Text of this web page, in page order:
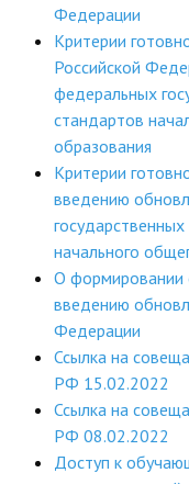
Федерации
Критерии
Российской
федеральных
стандартов
образования
Критерии
введению
начального
О формировании
введению
Федерации
Ссылка на
РФ 15.02.2022
Ссылка на
РФ 08.02.2022
Доступ к